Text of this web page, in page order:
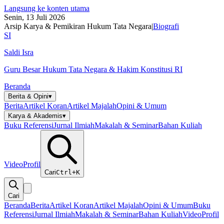
Langsung ke konten utama
Senin, 13 Juli 2026
Arsip Karya & Pemikiran Hukum Tata Negara|Biografi
SI
Saldi Isra
Guru Besar Hukum Tata Negara & Hakim Konstitusi RI
Beranda
Berita & Opini▾
BeritaArtikel KoranArtikel MajalahOpini & Umum
Karya & Akademis▾
Buku ReferensiJurnal IlmiahMakalah & SeminarBahan Kuliah
VideoProfil
CariCtrl+K
Cari
BerandaBeritaArtikel KoranArtikel MajalahOpini & UmumBuku
ReferensiJurnal IlmiahMakalah & SeminarBahan KuliahVideoProfil